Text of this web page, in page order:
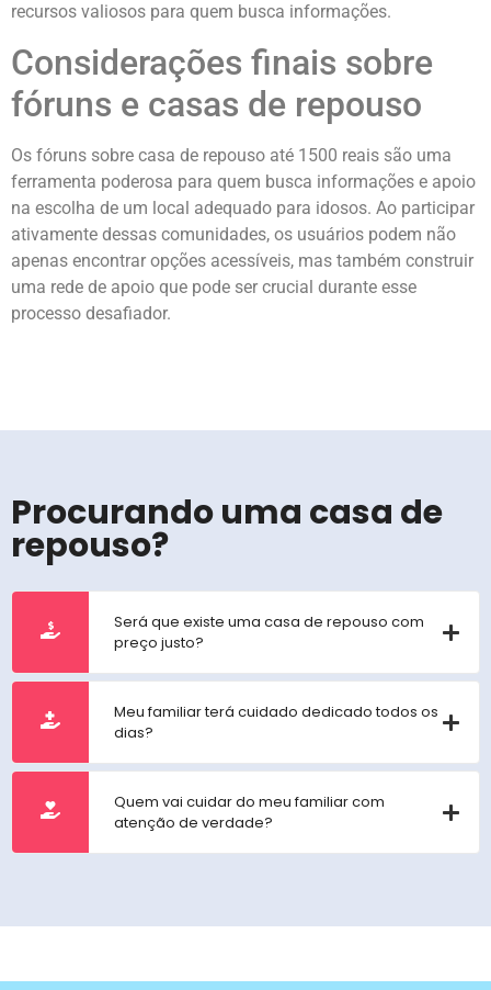
recursos valiosos para quem busca informações.
Considerações finais sobre
fóruns e casas de repouso
Os fóruns sobre casa de repouso até 1500 reais são uma
ferramenta poderosa para quem busca informações e apoio
na escolha de um local adequado para idosos. Ao participar
ativamente dessas comunidades, os usuários podem não
apenas encontrar opções acessíveis, mas também construir
uma rede de apoio que pode ser crucial durante esse
processo desafiador.
Procurando uma casa de
repouso?
Será que existe uma casa de repouso com
preço justo?
Meu familiar terá cuidado dedicado todos os
dias?
Quem vai cuidar do meu familiar com
atenção de verdade?